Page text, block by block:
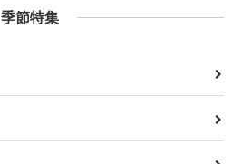
季節特集